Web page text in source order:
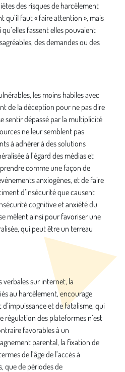
des risques de harcèlement
qu’il faut « faire attention », mais
fassent elles pouvaient
des demandes ou des
les moins habiles avec
de la déception pour ne pas dire
sentir dépassé par la multiplicité
ne leur semblent pas
à adhérer à des solutions
à l’égard des médias et
comme une façon de
anxiogènes, et de faire
d’insécurité que causent
cognitive et anxiété du
mêlent ainsi pour favoriser une
qui peut être un terreau
verbales sur internet, la
au harcèlement, encourage
et de fatalisme, qui
régulation des plateformes n’est
favorables à un
parental, la fixation de
de l’âge de l’accès à
que de périodes de